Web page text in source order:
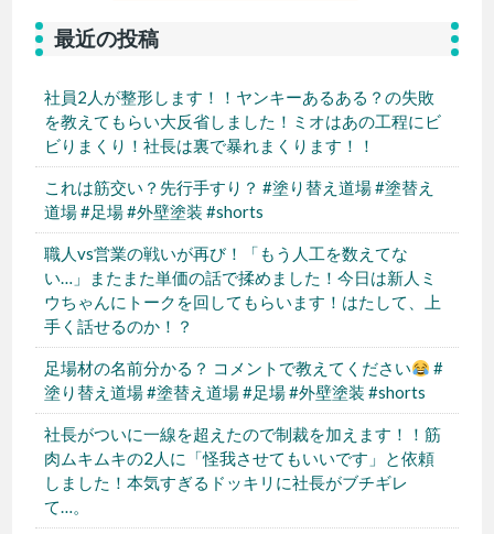
最近の投稿
社員2人が整形します！！ヤンキーあるある？の失敗
を教えてもらい大反省しました！ミオはあの工程にビ
ビりまくり！社長は裏で暴れまくります！！
これは筋交い？先行手すり？ #塗り替え道場 #塗替え
道場 #足場 #外壁塗装 #shorts
職人vs営業の戦いが再び！「もう人工を数えてな
い…」またまた単価の話で揉めました！今日は新人ミ
ウちゃんにトークを回してもらいます！はたして、上
手く話せるのか！？
足場材の名前分かる？ コメントで教えてください
#
塗り替え道場 #塗替え道場 #足場 #外壁塗装 #shorts
社長がついに一線を超えたので制裁を加えます！！筋
肉ムキムキの2人に「怪我させてもいいです」と依頼
しました！本気すぎるドッキリに社長がブチギレ
て…。